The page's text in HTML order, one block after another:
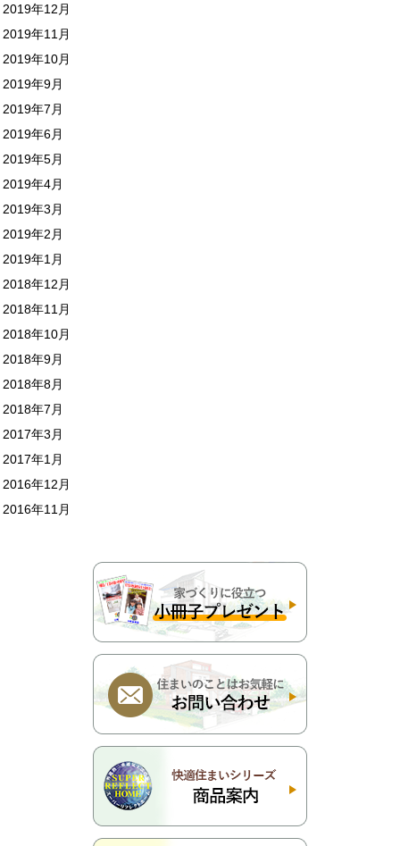
2019年12月
2019年11月
2019年10月
2019年9月
2019年7月
2019年6月
2019年5月
2019年4月
2019年3月
2019年2月
2019年1月
2018年12月
2018年11月
2018年10月
2018年9月
2018年8月
2018年7月
2017年3月
2017年1月
2016年12月
2016年11月